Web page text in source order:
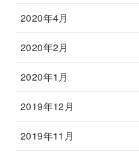
2020年4月
2020年2月
2020年1月
2019年12月
2019年11月